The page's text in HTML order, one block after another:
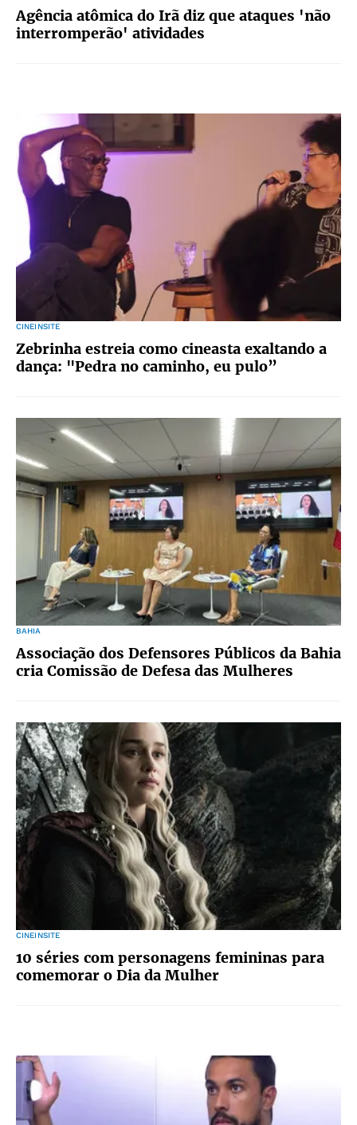
Agência atômica do Irã diz que ataques 'não
interromperão' atividades
CINEINSITE
Zebrinha estreia como cineasta exaltando a
dança: "Pedra no caminho, eu pulo”
BAHIA
Associação dos Defensores Públicos da Bahia
cria Comissão de Defesa das Mulheres
CINEINSITE
10 séries com personagens femininas para
comemorar o Dia da Mulher